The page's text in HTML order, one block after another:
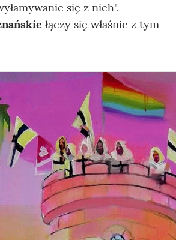
się z nich".
łączy się właśnie z tym